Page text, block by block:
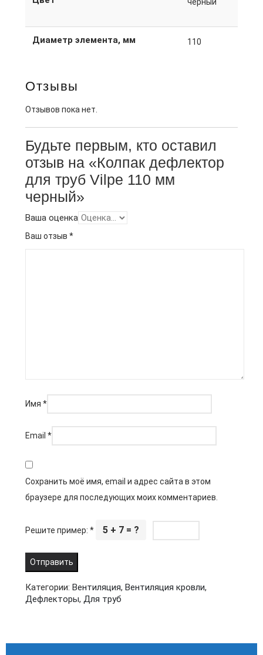
Диаметр элемента, мм 110
Отзывы
Отзывов пока нет.
Будьте первым, кто оставил
отзыв на «Колпак дефлектор
для труб Vilpe 110 мм
черный»
Ваша оценка
Ваш отзыв *
Имя *
Email *
Сохранить моё имя, email и адрес сайта в этом
браузере для последующих моих комментариев.
Решите пример: * 5 + 7 = ?
Категории: Вентиляция, Вентиляция кровли,
Дефлекторы, Для труб